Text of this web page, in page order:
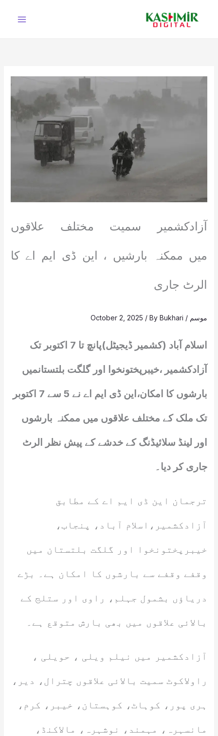
آزادکشمیر سمیت مختلف علاقوں
میں ممکنہ بارشیں ، این ڈی ایم اے کا
الرٹ جاری
موسم /
October 2, 2025 / ByBukhari
اسلام آباد (کشمیر ڈیجیٹل)پانچ تا 7 اکتوبر تک
آزادکشمیر ،خیبرپختونخوا اور گلگت بلتستانمیں
بارشوں کا امکان،این ڈی ایم اے نے 5 سے 7 اکتوبر
تک ملک کے مختلف علاقوں میں ممکنہ بارشوں
اور لینڈ سلائیڈنگ کے خدشے کے پیش نظر الرٹ
جاری کر دیا۔
ترجمان این ڈی ایم اے کے مطابق
آزادکشمیر،اسلام آباد، پنجاب،
خیبرپختونخوا اور گلگت بلتستان میں
وقفے وقفے سے بارشوں کا امکان ہے۔ بڑے
دریاؤں بشمول جہلم، راوی اور ستلج کے
بالائی علاقوں میں بھی بارش متوقع ہے۔
آزادکشمیر میں نیلم ویلی ، حویلی ،
راولاکوٹ سمیت بالائی علاقوں چترال، دیر،
ہری پور، کوہاٹ، کوہستان، خیبر، کرم،
مانسہرہ، مہمند، نوشہرہ، مالاکنڈ،